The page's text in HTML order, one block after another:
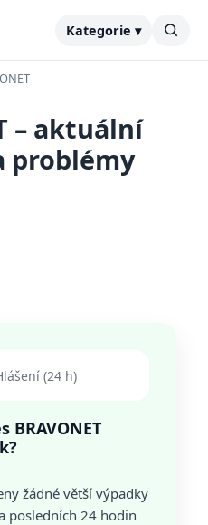
Kategorie ▾
– aktuální
problémy
(24 h)
BRAVONET
žádné větší výpadky
posledních 24 hodin